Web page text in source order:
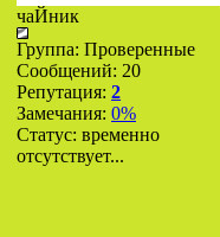
чаЙник
Группа: Проверенные
Сообщений: 20
Репутация: 2
Замечания: 0%
Статус: временно
отсутствует...